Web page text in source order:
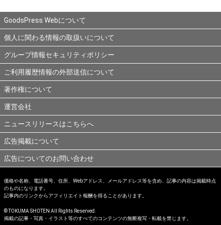
GoodsPress Webについて
個人に関わる情報の取扱いについて
グループ情報セキュリティポリシー
ご利用履歴情報の外部送信について
著作権について
運営会社
ニュースリリースはこちらへ
広告掲載について
広告についてのお問い合わせ
価格や名称、電話番号、住所、Webアドレス、メールアドレス等を含め、記事の内容は掲載時点
のものになります。
記事内のリンクからアフィリエイト報酬を得ることがあります。
© TOKUMA SHOTEN All Rights Reserved.
掲載の記事・写真・イラスト等のすべてのコンテンツの無断複写・転載を禁じます。